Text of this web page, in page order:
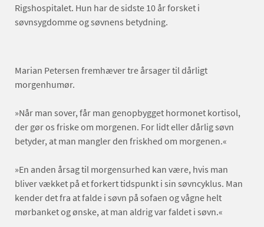
Rigshospitalet. Hun har de sidste 10 år forsket i
søvnsygdomme og søvnens betydning.
Marian Petersen fremhæver tre årsager til dårligt
morgenhumør.
»Når man sover, får man genopbygget hormonet kortisol,
der gør os friske om morgenen. For lidt eller dårlig søvn
betyder, at man mangler den friskhed om morgenen.«
»En anden årsag til morgensurhed kan være, hvis man
bliver vækket på et forkert tidspunkt i sin søvn­cyklus. Man
kender det fra at falde i søvn på sofaen og vågne helt
mørbanket og ønske, at man aldrig var faldet i søvn.«